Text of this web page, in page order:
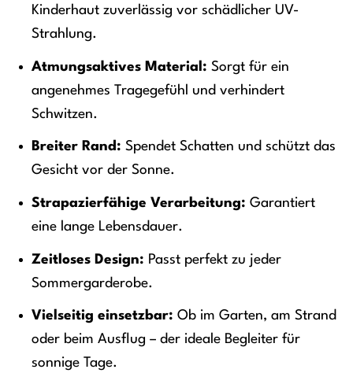
Kinderhaut zuverlässig vor schädlicher UV-
Strahlung.
Atmungsaktives Material: Sorgt für ein
angenehmes Tragegefühl und verhindert
Schwitzen.
Breiter Rand: Spendet Schatten und schützt das
Gesicht vor der Sonne.
Strapazierfähige Verarbeitung: Garantiert
eine lange Lebensdauer.
Zeitloses Design: Passt perfekt zu jeder
Sommergarderobe.
Vielseitig einsetzbar: Ob im Garten, am Strand
oder beim Ausflug – der ideale Begleiter für
sonnige Tage.